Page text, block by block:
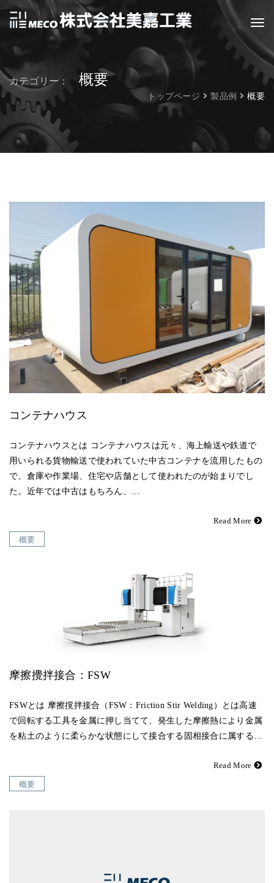
カテゴリー： 概要
トップページ 製品例 概要
コンテナハウス
コンテナハウスとは コンテナハウスは元々、海上輸送や鉄道で
用いられる貨物輸送で使われていた中古コンテナを流用したもの
で、倉庫や作業場、住宅や店舗として使われたのが始まりでし
た。近年では中古はもちろん、…
Read More
概要
摩擦攪拌接合：FSW
FSWとは 摩擦撹拌接合（FSW：Friction Stir Welding）とは高速
で回転する工具を金属に押し当てて、発生した摩擦熱により金属
を粘土のように柔らかな状態にして接合する固相接合に属する…
Read More
概要